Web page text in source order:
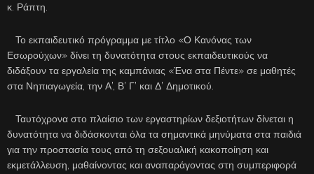
κ. Ράπτη.
Το εκπαιδευτικό πρόγραμμα με τίτλο «Ο Κανόνας των
Εσωρούχων» δίνει τη δυνατότητα στους εκπαιδευτικούς να
διδάξουν τα εργαλεία της καμπάνιας «Ένα στα Πέντε» σε μαθητές
στα Νηπιαγωγεία, την Α’, Β’ Γ’ και Δ’ Δημοτικού.
Ταυτόχρονα στο πλαίσιο των εργαστηρίων δεξιοτήτων δίνεται η
δυνατότητα να διδάσκονται όλα τα σημαντικά μηνύματα στα παιδιά
για την προστασία τους από τη σεξουαλική κακοποίηση και
εκμετάλλευση, μαθαίνοντας και αναπαράγοντας στη συμπεριφορά